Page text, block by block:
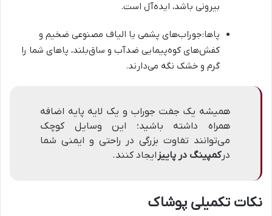
بیرونی باشد، ایده‌آل است.
پاها:جوراب‌های پشمی یا الیاف مصنوعی ضخیم و
کفش‌های کوه‌پیمایی ضدآب و ساق‌بلند، پاهای شما را
گرم و خشک نگه می‌دارند.
همیشه یک جفت جوراب و یک لایه پایه اضافه
همراه داشته باشید؛ این وسایل کوچک
می‌توانند تفاوت بزرگی در راحتی و ایمنی شما
در کمپینگ در پاییز ایجاد کنند.
نکات تکمیلی پوشاک